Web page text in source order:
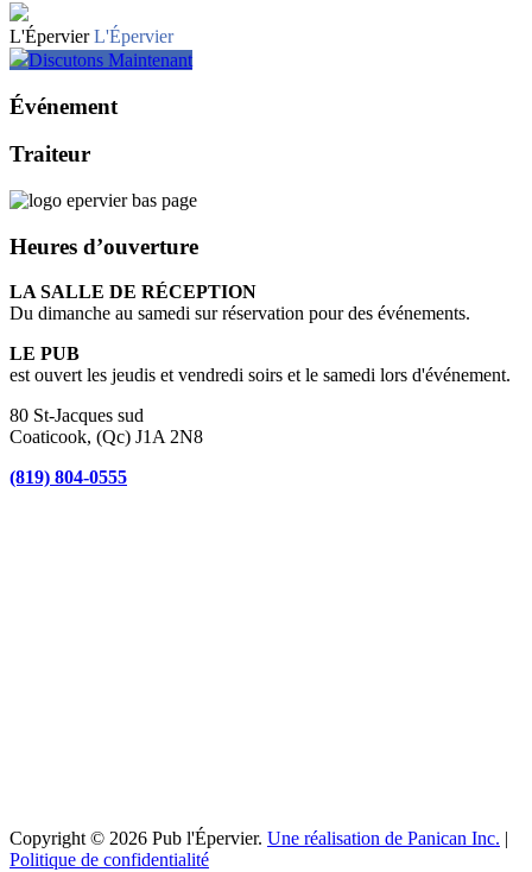
L'Épervier L'Épervier
Discutons Maintenant
Événement
Traiteur
Heures d’ouverture
LA SALLE DE RÉCEPTION
Du dimanche au samedi sur réservation pour des événements.
LE PUB
est ouvert les jeudis et vendredi soirs et le samedi lors d'événement.
80 St-Jacques sud
Coaticook, (Qc) J1A 2N8
(819) 804-0555
Copyright © 2026 Pub l'Épervier. Une réalisation de Panican Inc. |
Politique de confidentialité